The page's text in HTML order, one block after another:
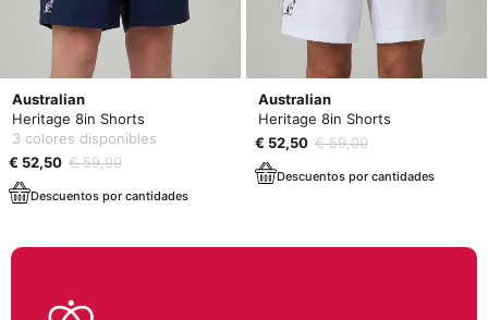
Australian
Heritage 8in Shorts
3 colores disponibles
€ 52,50 € 59,00
Descuentos por cantidades
Australian
Heritage 8in Shorts
€ 52,50 € 59,00
Descuentos por cantidades